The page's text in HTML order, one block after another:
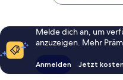
Melde dich an, um
anzuzeigen. Mehr
Anmelden Jetzt